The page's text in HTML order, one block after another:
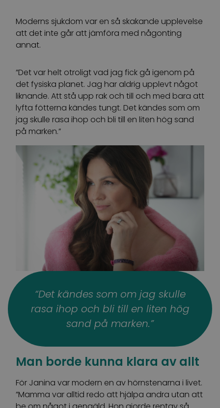
Moderns sjukdom var en så skakande upplevelse
att det inte går att jämföra med någonting
annat.
”Det var helt otroligt vad jag fick gå igenom på
det fysiska planet. Jag har aldrig upplevt något
liknande. Att stå upp rak och till och med bara att
lyfta fötterna kändes tungt. Det kändes som om
jag skulle rasa ihop och bli till en liten hög sand
på marken.”
“Det kändes som om jag skulle
rasa ihop och bli till en liten hög
sand på marken.”
Man borde kunna klara av allt
För Janina var modern en av hörnstenarna i livet.
”Mamma var alltid redo att hjälpa andra utan att